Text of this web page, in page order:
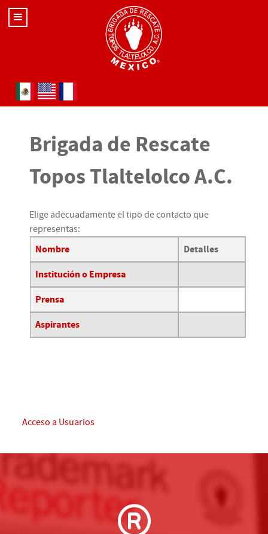
Seleccione su idioma
Brigada de Rescate
Topos Tlaltelolco A.C.
Elige adecuadamente el tipo de contacto que
representas:
Tabla de contactos,
Nombre Detalles
Institución o Empresa
Prensa
Aspirantes
Acceso a Usuarios